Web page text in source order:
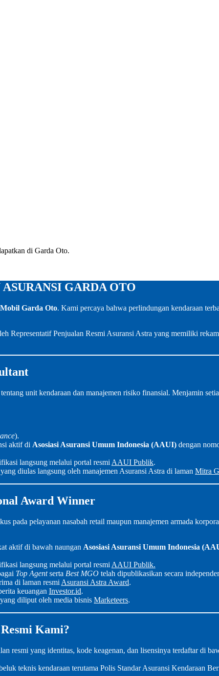
di Garda Oto.
GARDA OTO
Garda Oto. Kami percaya bahwa perlindungan kendaraan
Representatif Penjualan Resmi Asuransi Astra yang memiliki
unit kendaraan dan manajemen risiko finansial. Menjamin
).
aktif di Asosiasi Asuransi Umum Indonesia (AAUI) dengan
langsung melalui portal resmi AAUI Publik.
diulas langsung oleh manajemen Asuransi Astra di laman Mitra
Award Winner
pada pelayanan nasabah retail maupun manajemen armada
aktif di bawah naungan Asosiasi Asuransi Umum Indonesia
langsung melalui portal resmi AAUI Publik.
Top Agentserta Best MGO telah dipublikasikan secara
di laman resmi Asuransi Astra Award.
keuangan Investor.id.
diliput oleh media bisnis Marketeers.
Kami?
resmi yang identitas, kode keagenan, dan lisensinya terdaftar di
teknis kendaraan terutama Polis Standar Asuransi Kendaraan